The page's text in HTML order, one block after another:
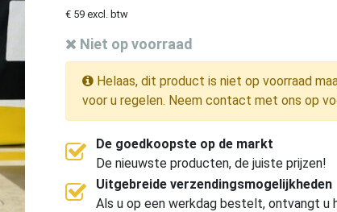
€ 59 excl. btw
Niet op voorraad
Helaas, dit product is niet op voorraad
voor u regelen. Neem contact met ons op
De goedkoopste op de markt
De nieuwste producten, de juiste prijzen!
Uitgebreide verzendingsmogelijkheden
Als u op een werkdag bestelt, ontvangt u